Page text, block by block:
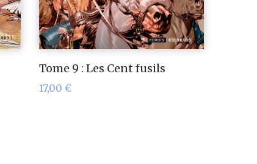
Tome 9 : Les Cent fusils
17,00 €